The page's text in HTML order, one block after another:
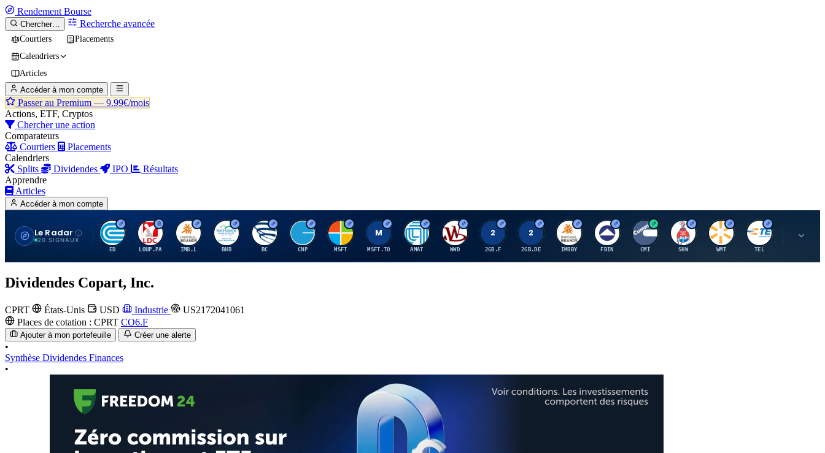
Rendement Bourse
Chercher… Recherche avancée
Courtiers
Placements
Calendriers
Articles
Accéder à mon compte
Passer au Premium — 9.99€/mois
Actions, ETF, Cryptos
Chercher une action
Comparateurs
Courtiers
Placements
Calendriers
Splits
Dividendes IPO
Résultats
Apprendre
Articles
Accéder à mon compte
Le Radar
20 SIGNAUX
C
ED
L
LOUP.PA
I
IMB.L
B
BHB
B
BC
C
CNP
M
MSFT
M
MSFT.TO
A
AMAT
W
WWD
2
2GB.F
2
2GB.DE
I
IMBBY
F
FBIN
C
CMI
S
SHW
W
WMT TEL
M
Dividendes Copart, Inc.
CPRT États-Unis USD Industrie
US2172041061
Places de cotation : CPRT CO6.F
Ajouter à mon portefeuille Créer une alerte
•
Synthèse Dividendes Finances
•